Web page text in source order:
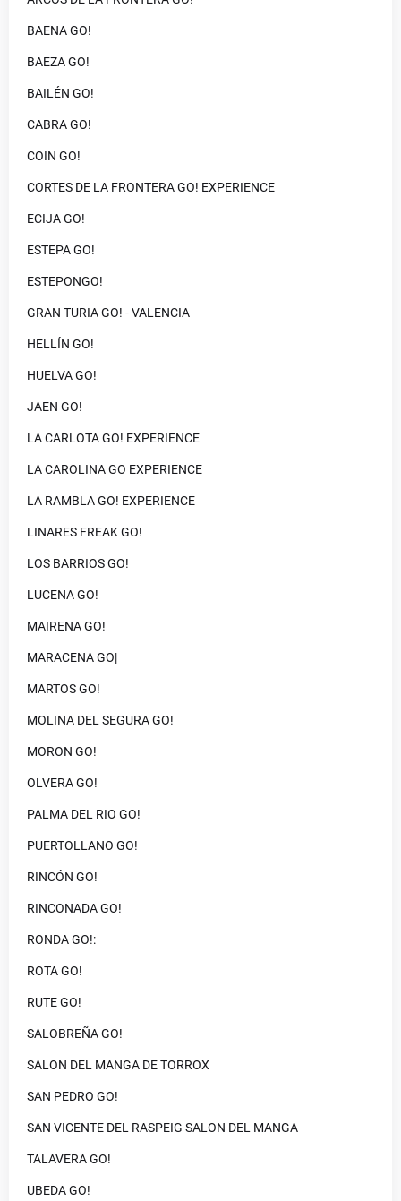
BAENA GO!
BAEZA GO!
BAILÉN GO!
CABRA GO!
COIN GO!
CORTES DE LA FRONTERA GO! EXPERIENCE
ECIJA GO!
ESTEPA GO!
ESTEPONGO!
GRAN TURIA GO! - VALENCIA
HELLÍN GO!
HUELVA GO!
JAEN GO!
LA CARLOTA GO! EXPERIENCE
LA CAROLINA GO EXPERIENCE
LA RAMBLA GO! EXPERIENCE
LINARES FREAK GO!
LOS BARRIOS GO!
LUCENA GO!
MAIRENA GO!
MARACENA GO|
MARTOS GO!
MOLINA DEL SEGURA GO!
MORON GO!
OLVERA GO!
PALMA DEL RIO GO!
PUERTOLLANO GO!
RINCÓN GO!
RINCONADA GO!
RONDA GO!:
ROTA GO!
RUTE GO!
SALOBREÑA GO!
SALON DEL MANGA DE TORROX
SAN PEDRO GO!
SAN VICENTE DEL RASPEIG SALON DEL MANGA
TALAVERA GO!
UBEDA GO!